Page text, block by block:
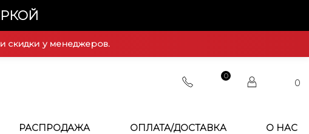
скидки у менеджеров.
0
0
РАСПРОДАЖА ОПЛАТА/ДОСТАВКА О НАС